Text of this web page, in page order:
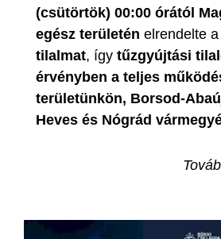
(csütörtök) 00:00 órától
egész területén elrendelte a
tilalmat, így tűzgyújtási
érvényben a teljes
területünkön, Borsod-
Heves és Nógrád